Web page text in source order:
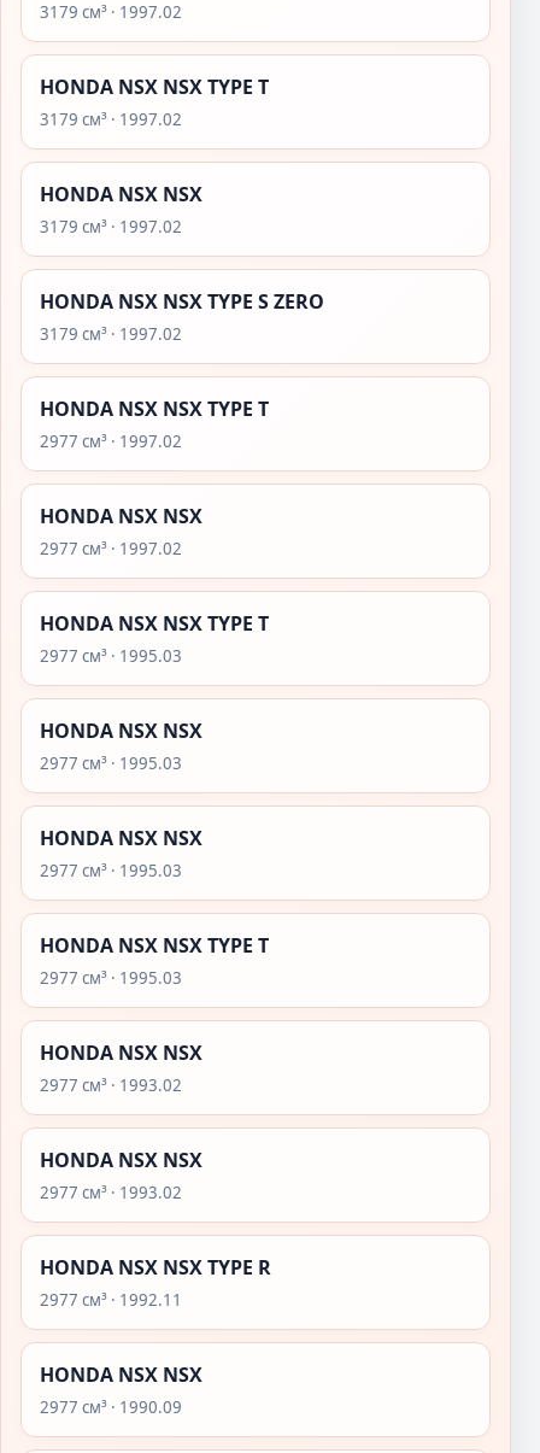
3179 см³ · 1997.02
HONDA NSX NSX TYPE T
3179 см³ · 1997.02
HONDA NSX NSX
3179 см³ · 1997.02
HONDA NSX NSX TYPE S ZERO
3179 см³ · 1997.02
HONDA NSX NSX TYPE T
2977 см³ · 1997.02
HONDA NSX NSX
2977 см³ · 1997.02
HONDA NSX NSX TYPE T
2977 см³ · 1995.03
HONDA NSX NSX
2977 см³ · 1995.03
HONDA NSX NSX
2977 см³ · 1995.03
HONDA NSX NSX TYPE T
2977 см³ · 1995.03
HONDA NSX NSX
2977 см³ · 1993.02
HONDA NSX NSX
2977 см³ · 1993.02
HONDA NSX NSX TYPE R
2977 см³ · 1992.11
HONDA NSX NSX
2977 см³ · 1990.09